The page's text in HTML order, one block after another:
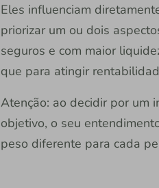
Eles influenciam
priorizar um ou dois
seguros e com maior
que para atingir
Atenção: ao decidir por um
objetivo, o seu
peso diferente para cada